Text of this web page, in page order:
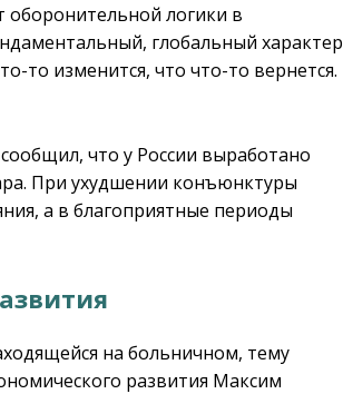
логики в
глобальный характер
то изменится, что что-то вернется.
что у России выработано
При ухудшении конъюнктуры
а в благоприятные периоды
на больничном, тему
развития Максим